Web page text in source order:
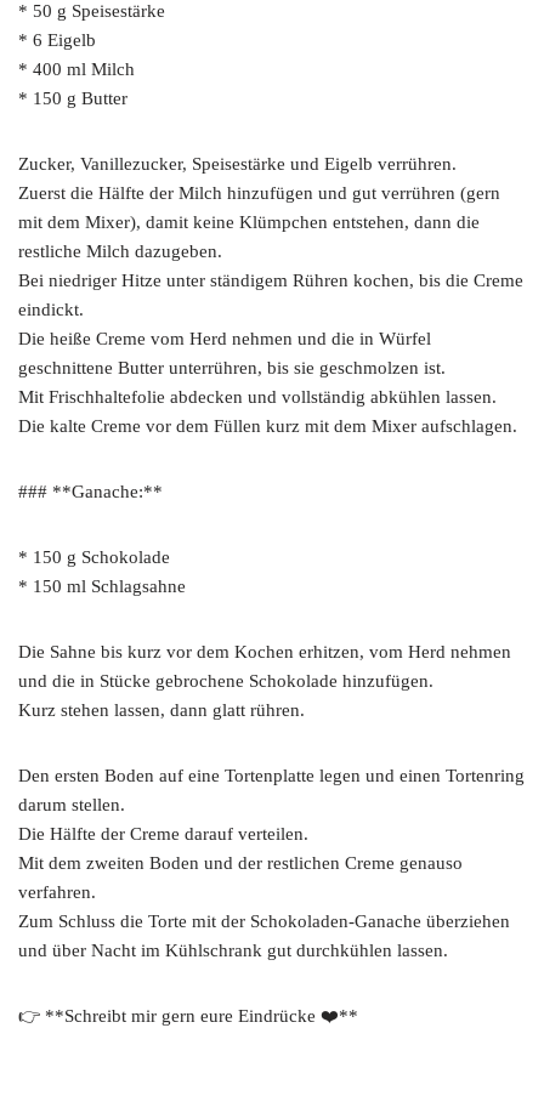
* 50 g Speisestärke
* 6 Eigelb
* 400 ml Milch
* 150 g Butter
Zucker, Vanillezucker, Speisestärke und Eigelb verrühren.
Zuerst die Hälfte der Milch hinzufügen und gut verrühren (gern
mit dem Mixer), damit keine Klümpchen entstehen, dann die
restliche Milch dazugeben.
Bei niedriger Hitze unter ständigem Rühren kochen, bis die Creme
eindickt.
Die heiße Creme vom Herd nehmen und die in Würfel
geschnittene Butter unterrühren, bis sie geschmolzen ist.
Mit Frischhaltefolie abdecken und vollständig abkühlen lassen.
Die kalte Creme vor dem Füllen kurz mit dem Mixer aufschlagen.
### **Ganache:**
* 150 g Schokolade
* 150 ml Schlagsahne
Die Sahne bis kurz vor dem Kochen erhitzen, vom Herd nehmen
und die in Stücke gebrochene Schokolade hinzufügen.
Kurz stehen lassen, dann glatt rühren.
Den ersten Boden auf eine Tortenplatte legen und einen Tortenring
darum stellen.
Die Hälfte der Creme darauf verteilen.
Mit dem zweiten Boden und der restlichen Creme genauso
verfahren.
Zum Schluss die Torte mit der Schokoladen-Ganache überziehen
und über Nacht im Kühlschrank gut durchkühlen lassen.
👉 **Schreibt mir gern eure Eindrücke ❤️**